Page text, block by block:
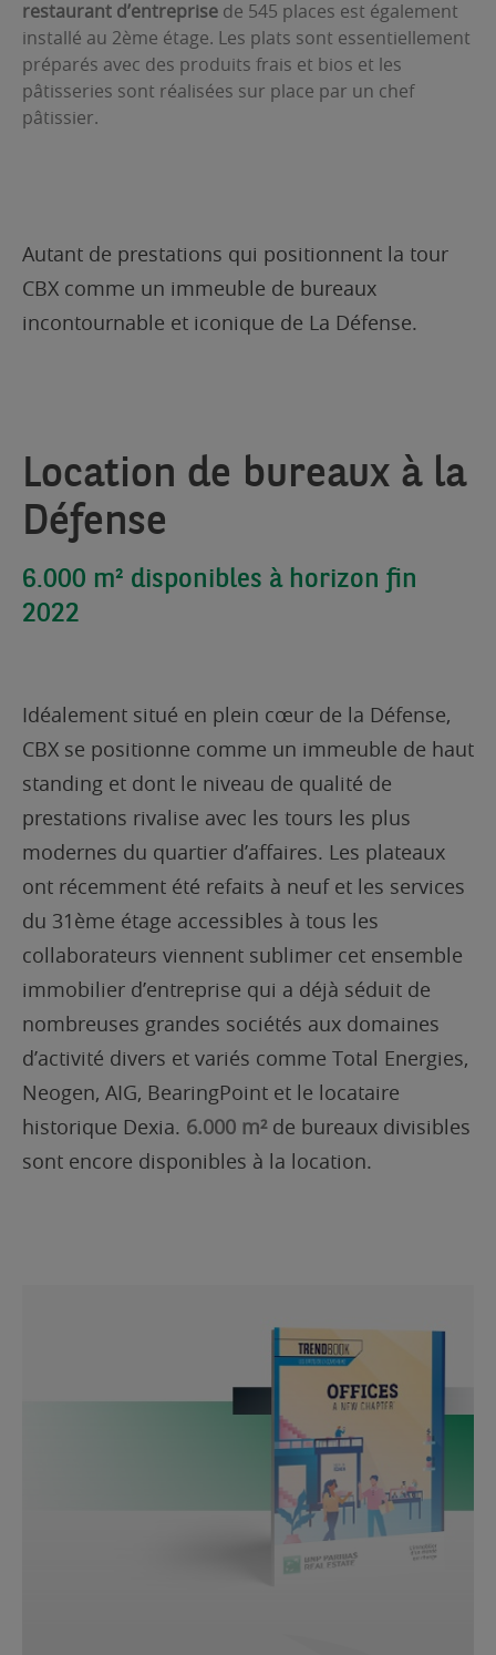
restaurant d’entreprise de 545 places est également
installé au 2ème étage. Les plats sont essentiellement
préparés avec des produits frais et bios et les
pâtisseries sont réalisées sur place par un chef
pâtissier.
Autant de prestations qui positionnent la tour
CBX comme un immeuble de bureaux
incontournable et iconique de La Défense.
Location de bureaux à la
Défense
6.000 m² disponibles à horizon fin
2022
Idéalement situé en plein cœur de la Défense,
CBX se positionne comme un immeuble de haut
standing et dont le niveau de qualité de
prestations rivalise avec les tours les plus
modernes du quartier d’affaires. Les plateaux
ont récemment été refaits à neuf et les services
du 31ème étage accessibles à tous les
collaborateurs viennent sublimer cet ensemble
immobilier d’entreprise qui a déjà séduit de
nombreuses grandes sociétés aux domaines
d’activité divers et variés comme Total Energies,
Neogen, AIG, BearingPoint et le locataire
historique Dexia. 6.000 m²de bureaux divisibles
sont encore disponibles à la location.